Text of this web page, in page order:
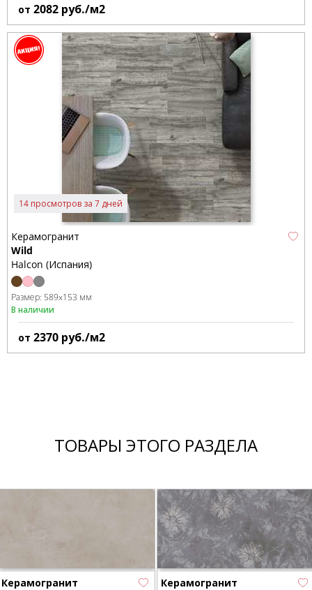
от 2082 руб./м2
14 просмотров за 7 дней
Керамогранит
Wild
Halcon (Испания)
Размер: 589x153 мм
В наличии
от 2370 руб./м2
ТОВАРЫ ЭТОГО РАЗДЕЛА
Керамогранит
Керамогранит